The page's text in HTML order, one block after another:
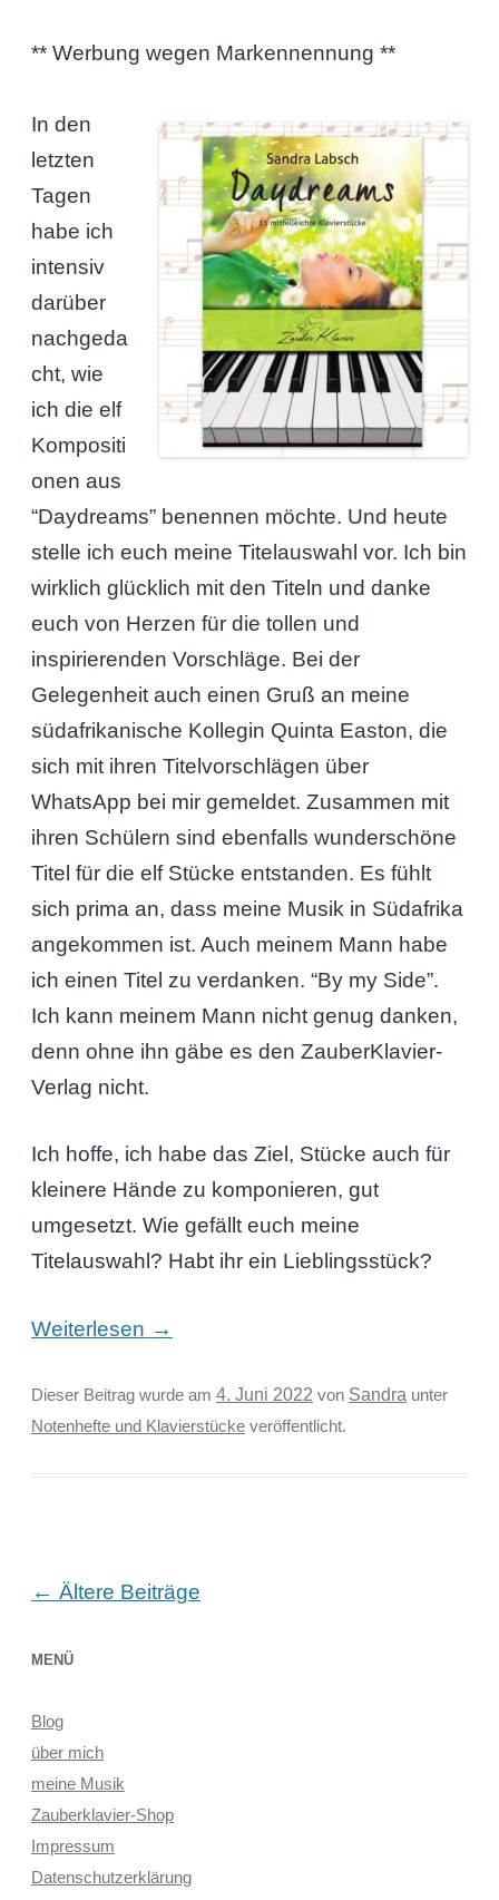
** Werbung wegen Markennennung **
In den
letzten
Tagen
habe ich
intensiv
darüber
nachgeda
cht, wie
ich die elf
Kompositi
onen aus
“Daydreams” benennen möchte. Und heute
stelle ich euch meine Titelauswahl vor. Ich bin
wirklich glücklich mit den Titeln und danke
euch von Herzen für die tollen und
inspirierenden Vorschläge. Bei der
Gelegenheit auch einen Gruß an meine
südafrikanische Kollegin Quinta Easton, die
sich mit ihren Titelvorschlägen über
WhatsApp bei mir gemeldet. Zusammen mit
ihren Schülern sind ebenfalls wunderschöne
Titel für die elf Stücke entstanden. Es fühlt
sich prima an, dass meine Musik in Südafrika
angekommen ist. Auch meinem Mann habe
ich einen Titel zu verdanken. “By my Side”.
Ich kann meinem Mann nicht genug danken,
denn ohne ihn gäbe es den ZauberKlavier-
Verlag nicht.
Ich hoffe, ich habe das Ziel, Stücke auch für
kleinere Hände zu komponieren, gut
umgesetzt. Wie gefällt euch meine
Titelauswahl? Habt ihr ein Lieblingsstück?
Weiterlesen →
Dieser Beitrag wurde am 4. Juni 2022 von Sandra unter
Notenhefte und Klavierstückeveröffentlicht.
Beitragsnavigation
← Ältere Beiträge
MENÜ
Blog
über mich
meine Musik
Zauberklavier-Shop
Impressum
Datenschutzerklärung